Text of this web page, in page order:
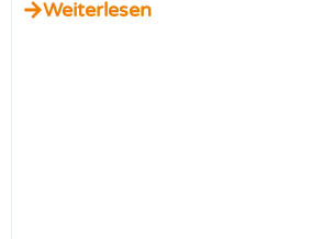
Weiterlesen